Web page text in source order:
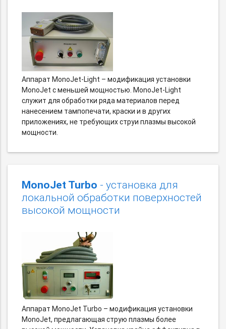
Аппарат MonoJet-Light – модификация установки
MonoJet с меньшей мощностью. MonoJet-Light
служит для обработки ряда материалов перед
нанесением тампопечати, краски и в других
приложениях, не требующих струи плазмы высокой
мощности.
MonoJet Turbo - установка для
локальной обработки поверхностей
высокой мощности
Аппарат MonoJet Turbo – модификация установки
MonoJet, предлагающая струю плазмы более